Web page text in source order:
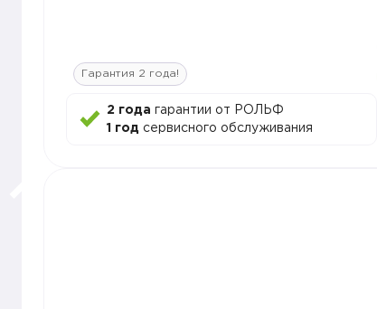
Гарантия 2 года!
2 года гарантии от РОЛЬФ
1 год сервисного обслуживания